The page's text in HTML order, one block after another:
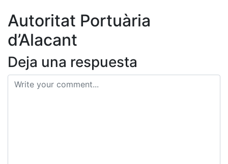
Autoritat Portuària
d’Alacant
Deja una respuesta